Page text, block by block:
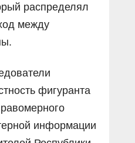
распределял
между
фигуранта
информации